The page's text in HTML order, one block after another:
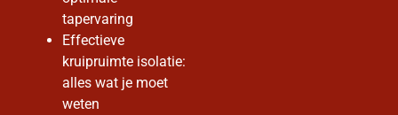
tapervaring
Effectieve
kruipruimte isolatie:
alles wat je moet
weten